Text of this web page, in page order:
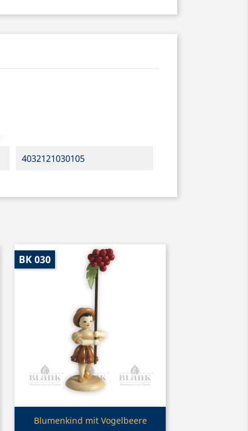
4032121030105
Vorschau
Blumenkind mit Vogelbeere
BK 030